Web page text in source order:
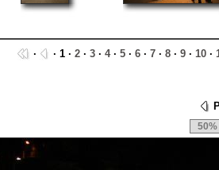
· · 1 · 2 · 3 · 4· 5 · 6 · 7 · 8 · 9 · 10 ·